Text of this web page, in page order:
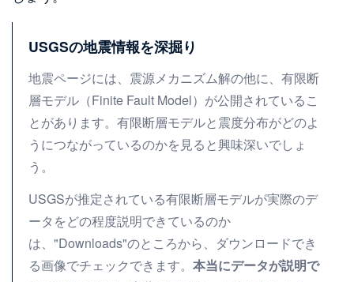
USGSの地震情報を深掘り
地震ページには、震源メカニズム解の他に、有限断
層モデル（Finite Fault Model）が公開されているこ
とがあります。有限断層モデルと震度分布がどのよ
うにつながっているのかを見ると興味深いでしょ
う。
USGSが推定されている有限断層モデルが実際のデ
ータをどの程度説明できているのか
は、"Downloads"のところから、ダウンロードでき
る画像でチェックできます。 本当にデータが説明で